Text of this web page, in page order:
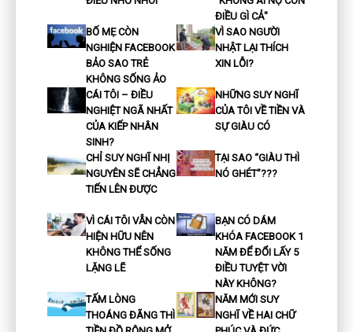
ĐIỀU GÌ CẢ"
BỐ MẸ CÒN
NGHIỆN FACEBOOK
BẢO SAO TRẺ
KHÔNG SỐNG ẢO
VÌ SAO NGƯỜI
NHẬT LẠI THÍCH
XIN LỖI?
CÁI TÔI – ĐIỀU
NGHIỆT NGÃ NHẤT
CỦA KIẾP NHÂN
SINH?
NHỮNG SUY NGHĨ
CỦA TÔI VỀ TIỀN VÀ
SỰ GIÀU CÓ
CHỈ SUY NGHĨ NHỊ
NGUYÊN SẼ CHẲNG
TIẾN LÊN ĐƯỢC
TẠI SAO “GIÀU THÌ
NÓ GHÉT”???
VÌ CÁI TÔI VẪN CÒN
HIỆN HỮU NÊN
KHÔNG THỂ SỐNG
LẶNG LẼ
BẠN CÓ DÁM
KHÓA FACEBOOK 1
NĂM ĐỂ ĐỔI LẤY 5
ĐIỀU TUYỆT VỜI
NÀY KHÔNG?
TẤM LÒNG
THOÁNG ĐÃNG THÌ
NĂM MỚI SUY
NGHĨ VỀ HAI CHỮ